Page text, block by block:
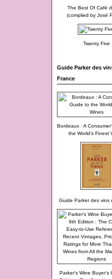
The Best Of Café
(complied by José
Twenty Five
Guide Parker des
France
Bordeaux : A
the World's Finest
Guide Parker des vins
Parker's Wine Buyer's